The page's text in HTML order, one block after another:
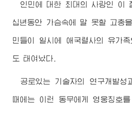
인민에 대한 최대의 사랑인 이
십년동안 가슴속에 말 못할 고충
민들이 일시에 애국렬사의 유가
도 태여났다.
공로있는 기술자의 연구개발성
때에는 이런 동무에게 영웅칭호